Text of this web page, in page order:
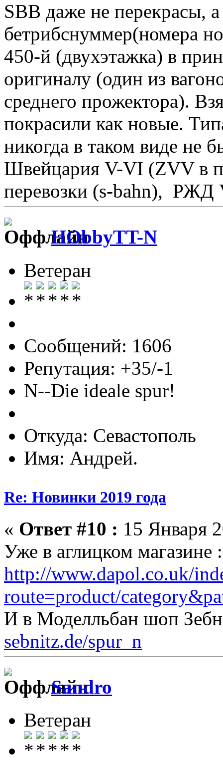
SBB даже не перекрасы,
бетрибснуммер(номера
450-й (двухэтажка) в
оригиналу (один из
среднего прожектора).
покрасили как новые.
никогда в таком виде не
Швейцария V-VI (ZVV в
перевозки (s-bahn), РЖД
HObbyTT-N
Ветеран
Сообщений: 1606
Репутация: +35/-1
N--Die ideale spur!
Откуда: Севастополь
Имя: Андрей.
Re: Новинки 2019 года
« Ответ #10 : 15 Января
Уже в аглицком магазине
http://www.dapol.co.uk/
route=product/
И в Моделльбан шоп
sebnitz.de/spur_n
Sandro
Ветеран